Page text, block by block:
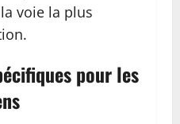
voie la plus
pour les